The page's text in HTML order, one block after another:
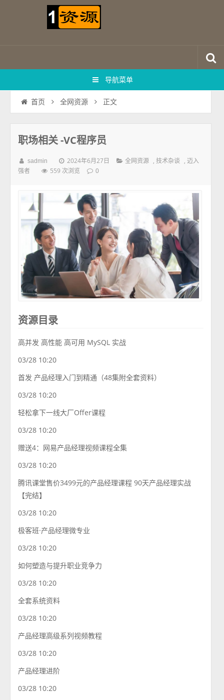
导航菜单
首页 全网资源 正文
职场相关 -VC程序员
sadmin 2024年6月27日 全网资源 ,技术杂谈 ,迈入
强者
559 次浏览 0
资源目录
高并发 高性能 高可用 MySQL 实战
03/28 10:20
首发 产品经理入门到精通（48集附全套资料）
03/28 10:20
轻松拿下一线大厂Offer课程
03/28 10:20
赠送4：网易产品经理视频课程全集
03/28 10:20
腾讯课堂售价3499元的产品经理课程 90天产品经理实战
【完结】
03/28 10:20
极客班·产品经理微专业
03/28 10:20
如何塑造与提升职业竞争力
03/28 10:20
全套系统资料
03/28 10:20
产品经理高级系列视频教程
03/28 10:20
产品经理进阶
03/28 10:20